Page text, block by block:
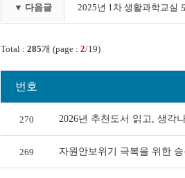
▼ 다음글 2025년 1차 생활과학교실
Total : 285개 (page : 2/19)
번호
270 2026년 추천도서 읽고, 생각
269 자원안보위기 극복을 위한